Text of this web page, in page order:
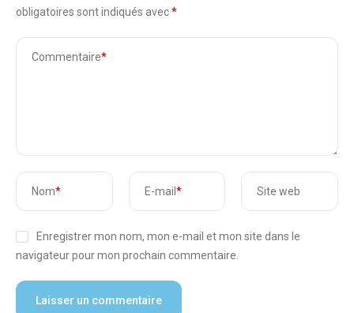
obligatoires sont indiqués avec*
Commentaire*
Nom* E-mail * Site web
Enregistrer mon nom, mon e-mail et mon site dans le
navigateur pour mon prochain commentaire.